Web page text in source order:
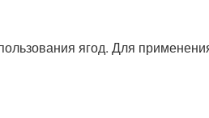
ягод. Для